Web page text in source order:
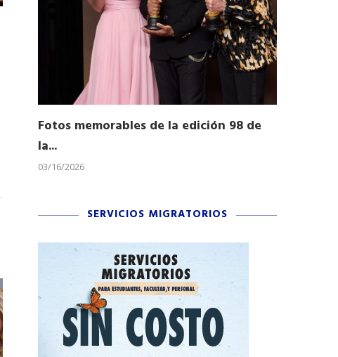
Fotos memorables de la edición 98 de
la...
03/16/2026
SERVICIOS MIGRATORIOS